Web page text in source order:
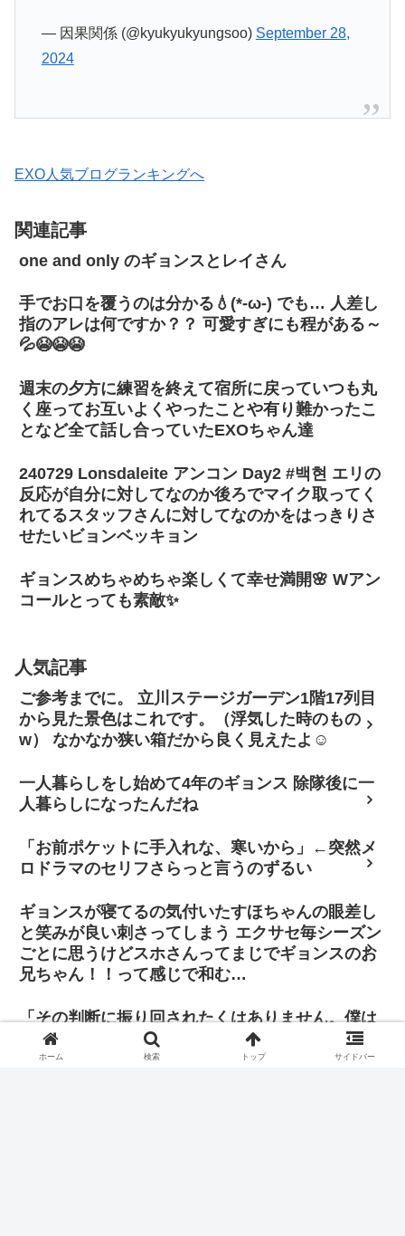
— 因果関係 (@kyukyukyungsoo) September 28,
2024
EXO人気ブログランキングへ
関連記事
one and only のギョンスとレイさん
手でお口を覆うのは分かる💧(*-ω-) でも… 人差し
指のアレは何ですか？？ 可愛すぎにも程がある～
💦😭😭😭
週末の夕方に練習を終えて宿所に戻っていつも丸
く座ってお互いよくやったことや有り難かったこ
となど全て話し合っていたEXOちゃん達
240729 Lonsdaleite アンコン Day2 #백현 エリの
反応が自分に対してなのか後ろでマイク取ってく
れてるスタッフさんに対してなのかをはっきりさ
せたいビョンベッキョン
ギョンスめちゃめちゃ楽しくて幸せ満開🌸 Wアン
コールとっても素敵✨
人気記事
ご参考までに。 立川ステージガーデン1階17列目
から見た景色はこれです。（浮気した時のもの
w） なかなか狭い箱だから良く見えたよ☺
一人暮らしをし始めて4年のギョンス 除隊後に一
人暮らしになったんだね
「お前ポケットに手入れな、寒いから」←突然メ
ロドラマのセリフさらっと言うのずるい
ギョンスが寝てるの気付いたすほちゃんの眼差し
と笑みが良い刺さってしまう エクサセ毎シーズン
ごとに思うけどスホさんってまじでギョンスのお
兄ちゃん！！って感じで和む…
「その判断に振り回されたくはありません。僕は
自分の立ち位置で全力を尽くし、歌手と俳優双方
の正義を貫きたいと思っています」
ホーム 検索 トップ サイドバー